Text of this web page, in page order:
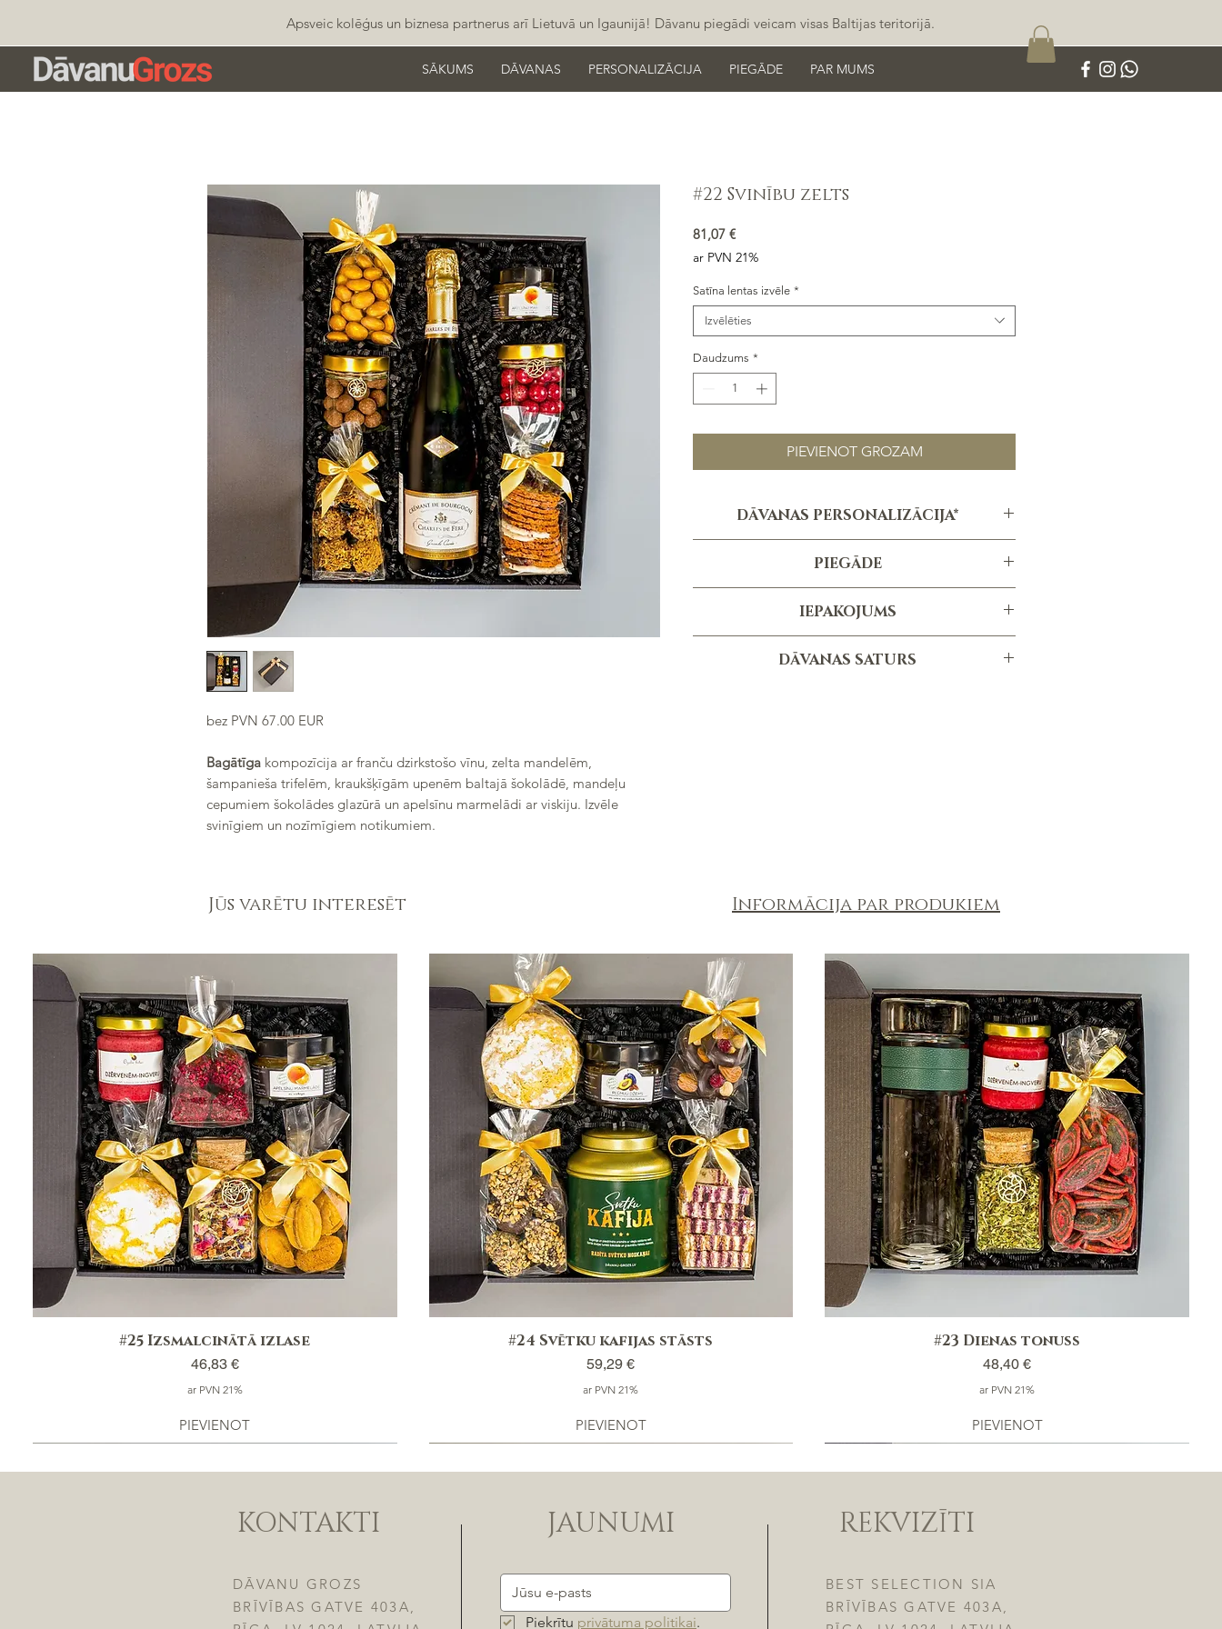
Apsveic kolēģus un biznesa partnerus arī Lietuvā un Igaunijā! Dāvanu piegādi veicam visas Baltijas teritorijā.
SĀKUMS DĀVANAS PERSONALIZĀCIJA PIEGĀDE PAR MUMS
bez PVN 67.00 EUR
Bagātīga kompozīcija ar franču dzirkstošo vīnu, zelta mandelēm,
šampanieša trifelēm, kraukšķīgām upenēm baltajā šokolādē, mandeļu
cepumiem šokolādes glazūrā un apelsīnu marmelādi ar viskiju. Izvēle
svinīgiem un nozīmīgiem notikumiem.
#22 Svinību zelts
81,07 €Cena
ar PVN 21%
Satīna lentas izvēle *
Izvēlēties
Daudzums *
PIEVIENOT GROZAM
DĀVANAS PERSONALIZĀCIJA*
Personalizēta uzlīme
*personalizācija nav iekļauta cenā
PIEGĀDE
no pasūtījuma apjoma un specifikācijām.
IEPAKOJUMS
(340x280x85mm)
DĀVANAS SATURS
Jūs varētu interesēt Informācija par produkiem
#25 Izsmalcinātā izlase
Cena
46,83 €
ar PVN 21%
PIEVIENOT
#24 Svētku kafijas stāsts
Cena
59,29 €
ar PVN 21%
PIEVIENOT
#23 Dienas tonuss
Cena
48,40 €
ar PVN 21%
PIEVIENOT
KONTAKTI
DĀVANU GROZS
BRĪVĪBAS GATVE 403A,
JAUNUMI
Piekrītu privātuma politikai.
REKVIZĪTI
BEST SELECTION SIA
BRĪVĪBAS GATVE 403A,